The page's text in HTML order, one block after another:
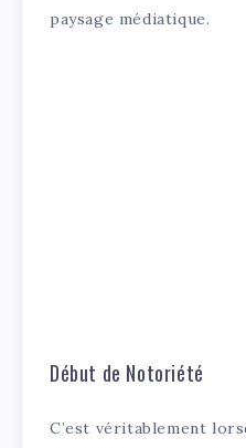
paysage médiatique.
Début de Notoriété
C’est véritablement